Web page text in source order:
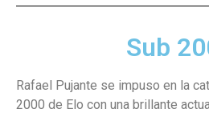
Sub
Rafael Pujante se impuso en la
2000 de Elo con una brillante